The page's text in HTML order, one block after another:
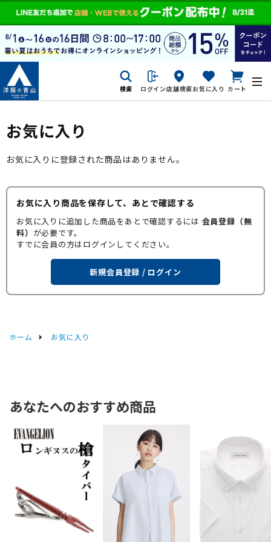
検索 ログイン店舗検索お気に入り カート
お気に入り
お気に入りに登録された商品はありません。
お気に入り商品を保存して、あとで確認する
お気に入りに追加した商品をあとで確認するには 会員登録（無
料） が必要です。
すでに会員の方はログインしてください。
新規会員登録 / ログイン
ホーム お気に入り